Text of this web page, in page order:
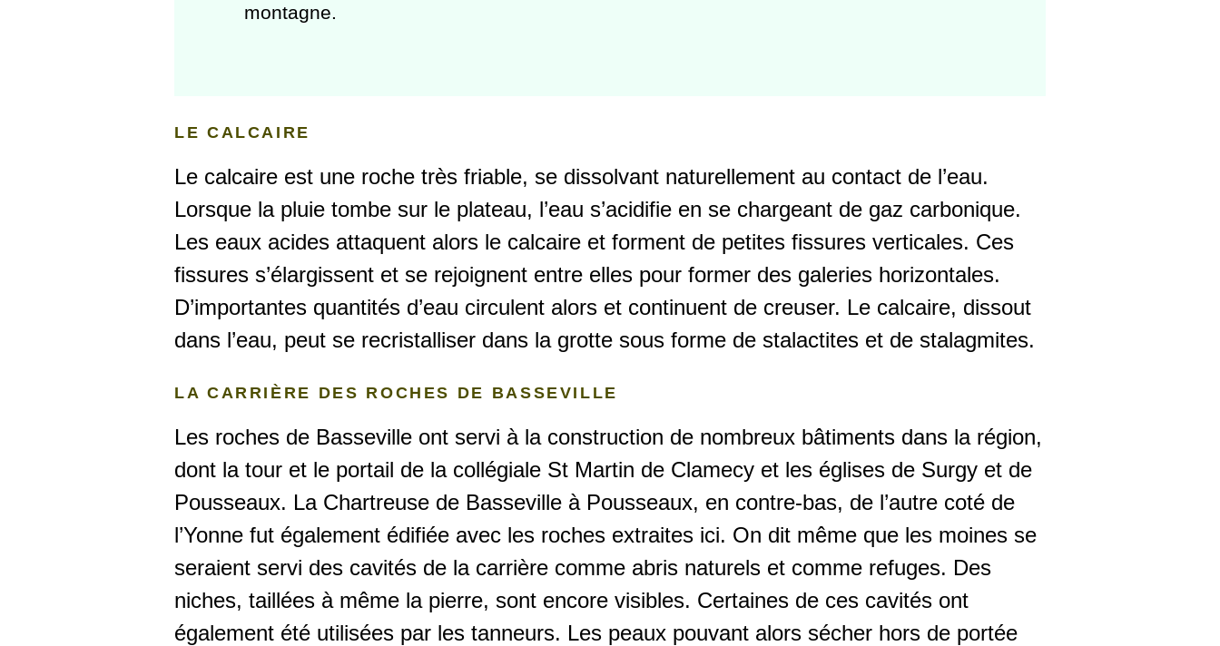
montagne.
LE CALCAIRE
Le calcaire est une roche très friable, se dissolvant naturellement au contact de l’eau.
Lorsque la pluie tombe sur le plateau, l’eau s’acidifie en se chargeant de gaz carbonique.
Les eaux acides attaquent alors le calcaire et forment de petites fissures verticales. Ces
fissures s’élargissent et se rejoignent entre elles pour former des galeries horizontales.
D’importantes quantités d’eau circulent alors et continuent de creuser. Le calcaire, dissout
dans l’eau, peut se recristalliser dans la grotte sous forme de stalactites et de stalagmites.
LA CARRIÈRE DES ROCHES DE BASSEVILLE
Les roches de Basseville ont servi à la construction de nombreux bâtiments dans la région,
dont la tour et le portail de la collégiale St Martin de Clamecy et les églises de Surgy et de
Pousseaux. La Chartreuse de Basseville à Pousseaux, en contre-bas, de l’autre coté de
l’Yonne fut également édifiée avec les roches extraites ici. On dit même que les moines se
seraient servi des cavités de la carrière comme abris naturels et comme refuges. Des
niches, taillées à même la pierre, sont encore visibles. Certaines de ces cavités ont
également été utilisées par les tanneurs. Les peaux pouvant alors sécher hors de portée